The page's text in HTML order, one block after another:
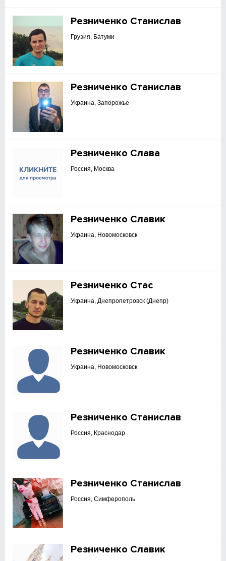
Резниченко Станислав
Грузия, Батуми
Резниченко Станислав
Украина, Запорожье
Резниченко Слава
Россия, Москва
Резниченко Славик
Украина, Новомосковск
Резниченко Стас
Украина, Днепропетровск (Днепр)
Резниченко Славик
Украина, Новомосковск
Резниченко Станислав
Россия, Краснодар
Резниченко Станислав
Россия, Симферополь
Резниченко Славик